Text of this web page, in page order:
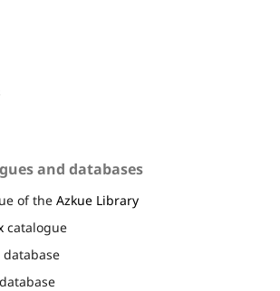
and databases
of the Azkue Library
catalogue
database
database